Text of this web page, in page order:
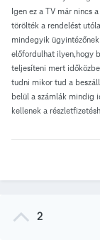
Igen ez a TV már nincs
törölték a rendelést
mindegyik
előfordulhat ilyen,hogy
teljesíteni mert
tudni mikor tud a
belül a számlák mindig
kellenek a
2